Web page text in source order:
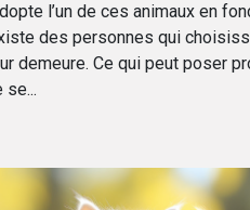
l’un de ces animaux en
des personnes qui
demeure. Ce qui peut poser
se...